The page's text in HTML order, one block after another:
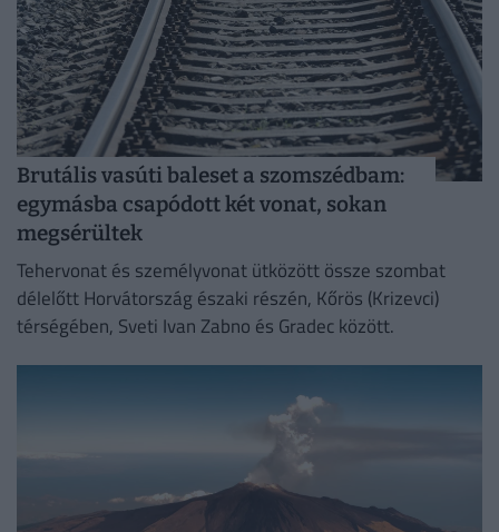
Brutális vasúti baleset a szomszédbam:
egymásba csapódott két vonat, sokan
megsérültek
Tehervonat és személyvonat ütközött össze szombat
délelőtt Horvátország északi részén, Kőrös (Krizevci)
térségében, Sveti Ivan Zabno és Gradec között.